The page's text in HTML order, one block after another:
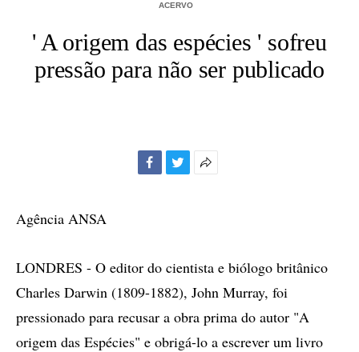
ACERVO
' A origem das espécies ' sofreu
pressão para não ser publicado
Agência ANSA
LONDRES - O editor do cientista e biólogo britânico
Charles Darwin (1809-1882), John Murray, foi
pressionado para recusar a obra prima do autor "A
origem das Espécies" e obrigá-lo a escrever um livro